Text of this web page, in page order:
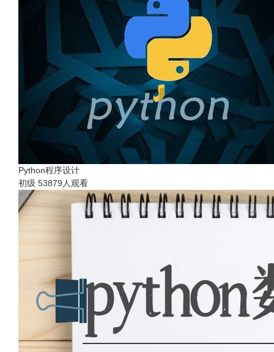
Python程序设计
初级 53879人观看